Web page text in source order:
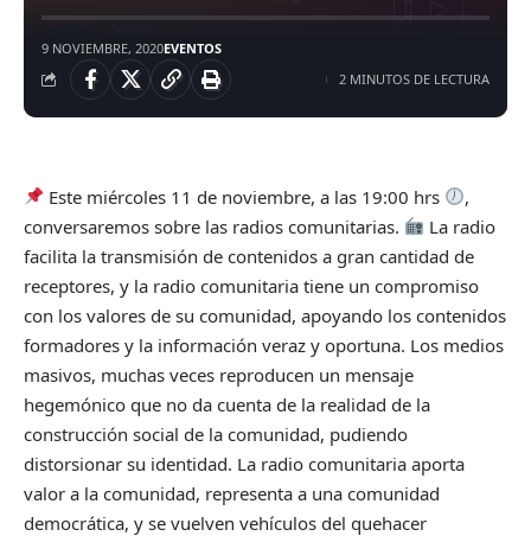
9 NOVIEMBRE, 2020EVENTOS
2 MINUTOS DE LECTURA
Este miércoles 11 de noviembre, a las 19:00 hrs
,
conversaremos sobre las radios comunitarias.
La radio
facilita la transmisión de contenidos a gran cantidad de
receptores, y la radio comunitaria tiene un compromiso
con los valores de su comunidad, apoyando los contenidos
formadores y la información veraz y oportuna. Los medios
masivos, muchas veces reproducen un mensaje
hegemónico que no da cuenta de la realidad de la
construcción social de la comunidad, pudiendo
distorsionar su identidad. La radio comunitaria aporta
valor a la comunidad, representa a una comunidad
democrática, y se vuelven vehículos del quehacer